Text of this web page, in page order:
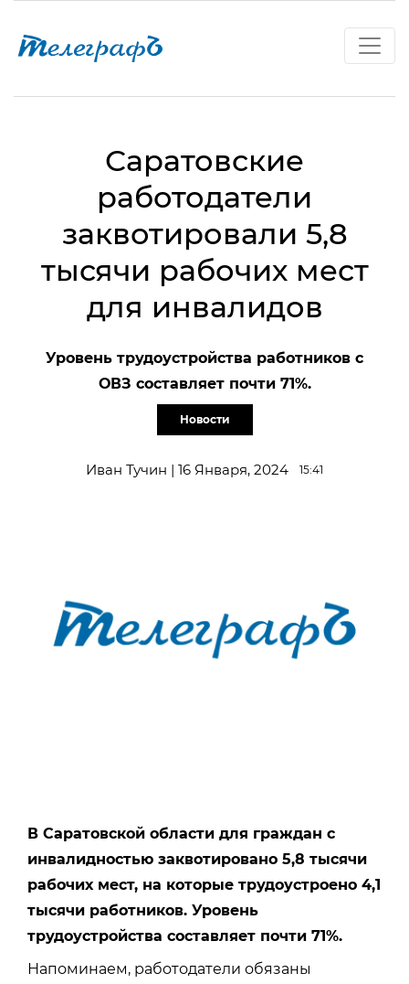
Саратовские
работодатели
заквотировали 5,8
тысячи рабочих мест
для инвалидов
Уровень трудоустройства работников с
ОВЗ составляет почти 71%.
Новости
Иван Тучин | 16 Января, 2024 15:41
В Саратовской области для граждан с
инвалидностью заквотировано 5,8 тысячи
рабочих мест, на которые трудоустроено 4,1
тысячи работников. Уровень
трудоустройства составляет почти 71%.
Напоминаем, работодатели обязаны